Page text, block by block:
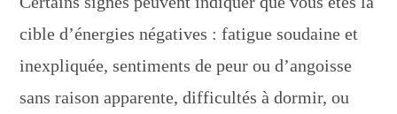
cible d’énergies négatives : fatigue soudaine et
inexpliquée, sentiments de peur ou d’angoisse
sans raison apparente, difficultés à dormir, ou